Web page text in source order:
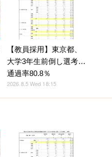
【教員採用】東京都、
大学3年生前倒し選考…
通過率80.8％
2026.8.5 Wed 18:15